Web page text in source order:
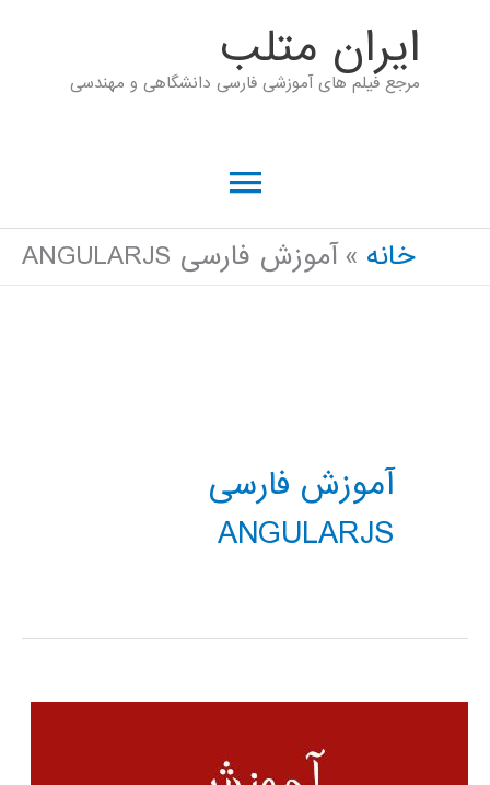
ايران متلب
مرجع فیلم های آموزشی فارسی دانشگاهی و مهندسی
فهرست
اصلی
خانه آموزش فارسی ANGULARJS
آموزش فارسی
ANGULARJS